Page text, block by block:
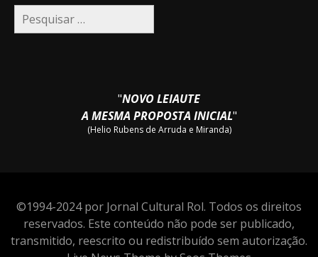
Pesquisar
por:
"NOVO LEIAUTE
A MESMA PROPOSTA INICIAL"
(Helio Rubens de Arruda e Miranda)
©1994-2024 por Jornal Cultural Rol. Todos os direitos
reservados. Este conteúdo não pode ser publicado,
transmitido, reescrito ou redistribuído sem autorização.